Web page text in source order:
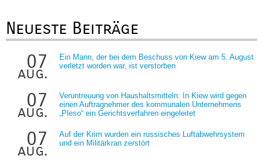
Neueste Beiträge
07
aug.
Ein Mann, der bei dem Beschuss von Kiew am 5. August
verletzt worden war, ist verstorben
07
aug.
Veruntreuung von Haushaltsmitteln: In Kiew wird gegen
einen Auftragnehmer des kommunalen Unternehmens
„Pleso“ ein Gerichtsverfahren eingeleitet
07
aug.
Auf der Krim wurden ein russisches Luftabwehrsystem
und ein Militärkran zerstört